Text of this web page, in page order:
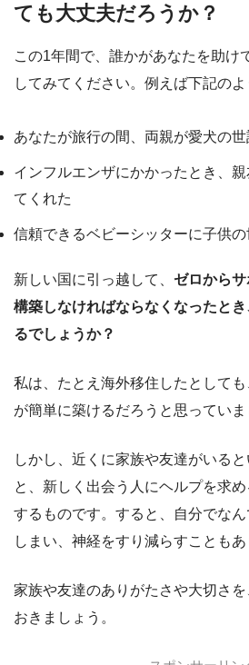
ても大丈夫だろうか？
この1年間で、誰かがあなたを助け
してみてください。例えば下記のよ
あなたが旅行の間、両親が愛犬の
インフルエンザにかかったとき、
てくれた
信頼できるベビーシッターに子供
新しい国に引っ越して、 ゼロから
構築しなければならなくなったと
るでしょうか？
私は、たとえ海外移住したとして
が簡単に築けるだろうと思っていま
しかし、近くに家族や友達がいる
と、新しく出会う人にヘルプを求
するものです。すると、自分でな
しまい、神経をすり減らすこともあ
家族や友達のありがたさや大切さ
おきましょう。